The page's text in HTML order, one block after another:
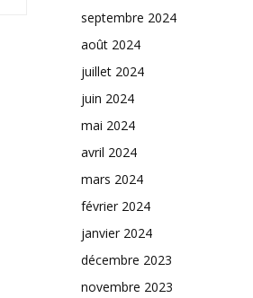
septembre 2024
août 2024
juillet 2024
juin 2024
mai 2024
avril 2024
mars 2024
février 2024
janvier 2024
décembre 2023
novembre 2023